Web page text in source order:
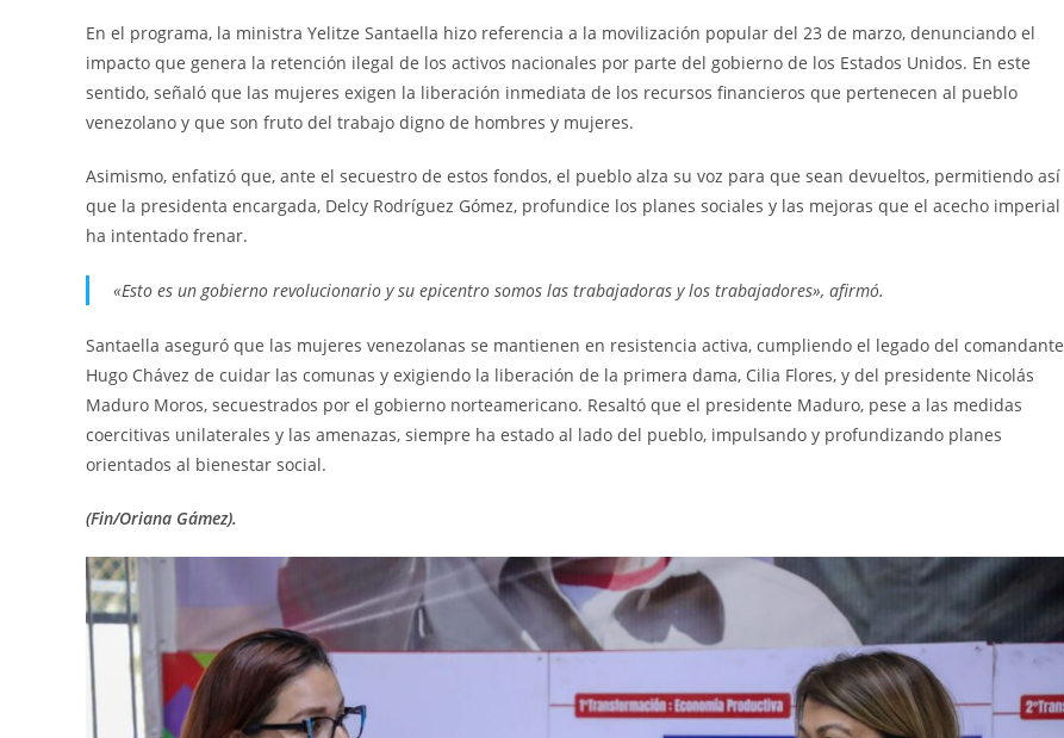
En el programa, la ministra Yelitze Santaella hizo referencia a la movilización popular del 23 de marzo, denunciando el
impacto que genera la retención ilegal de los activos nacionales por parte del gobierno de los Estados Unidos. En este
sentido, señaló que las mujeres exigen la liberación inmediata de los recursos financieros que pertenecen al pueblo
venezolano y que son fruto del trabajo digno de hombres y mujeres.
Asimismo, enfatizó que, ante el secuestro de estos fondos, el pueblo alza su voz para que sean devueltos, permitiendo así
que la presidenta encargada, Delcy Rodríguez Gómez, profundice los planes sociales y las mejoras que el acecho imperial
ha intentado frenar.
«Esto es un gobierno revolucionario y su epicentro somos las trabajadoras y los trabajadores», afirmó.
Santaella aseguró que las mujeres venezolanas se mantienen en resistencia activa, cumpliendo el legado del comandante
Hugo Chávez de cuidar las comunas y exigiendo la liberación de la primera dama, Cilia Flores, y del presidente Nicolás
Maduro Moros, secuestrados por el gobierno norteamericano. Resaltó que el presidente Maduro, pese a las medidas
coercitivas unilaterales y las amenazas, siempre ha estado al lado del pueblo, impulsando y profundizando planes
orientados al bienestar social.
(Fin/Oriana Gámez).